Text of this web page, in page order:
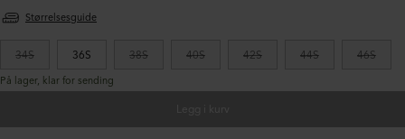
Størrelsesguide
34S 36S 38S 40S 42S 44S 46S
På lager, klar for sending